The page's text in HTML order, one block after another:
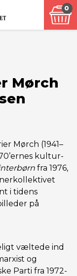
0
Mørch
Mørch (1941–
kultur-
fra 1976,
i tidens
på
væltede ind
og
Parti fra 1972-